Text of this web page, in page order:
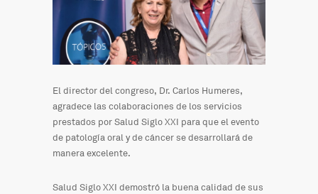
El director del congreso, Dr. Carlos Humeres,
agradece las colaboraciones de los servicios
prestados por Salud Siglo XXI para que el evento
de patología oral y de cáncer se desarrollará de
manera excelente.
Salud Siglo XXI demostró la buena calidad de sus